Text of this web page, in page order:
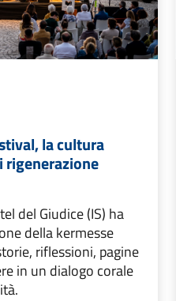
la cultura
rigenerazione
del Giudice (IS) ha
della kermesse
riflessioni, pagine
in un dialogo corale